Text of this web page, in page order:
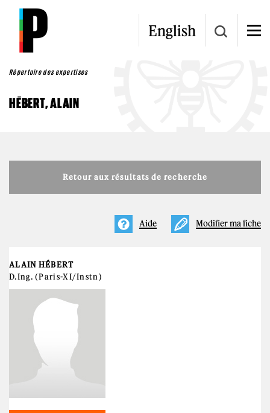
Aller au contenu principal
English
Répertoire des expertises
HÉBERT, ALAIN
Retour aux résultats de recherche
Modifier ma fiche
Aide
ALAIN HÉBERT
D.Ing. (Paris-XI/Instn)